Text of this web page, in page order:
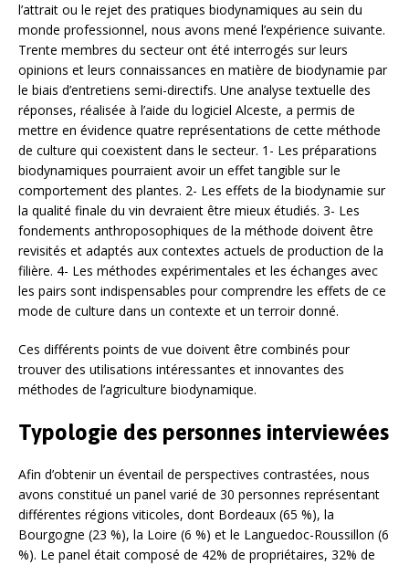
l’attrait ou le rejet des pratiques biodynamiques au sein du
monde professionnel, nous avons mené l’expérience suivante.
Trente membres du secteur ont été interrogés sur leurs
opinions et leurs connaissances en matière de biodynamie par
le biais d’entretiens semi-directifs. Une analyse textuelle des
réponses, réalisée à l’aide du logiciel Alceste, a permis de
mettre en évidence quatre représentations de cette méthode
de culture qui coexistent dans le secteur. 1- Les préparations
biodynamiques pourraient avoir un effet tangible sur le
comportement des plantes. 2- Les effets de la biodynamie sur
la qualité finale du vin devraient être mieux étudiés. 3- Les
fondements anthroposophiques de la méthode doivent être
revisités et adaptés aux contextes actuels de production de la
filière. 4- Les méthodes expérimentales et les échanges avec
les pairs sont indispensables pour comprendre les effets de ce
mode de culture dans un contexte et un terroir donné.
Ces différents points de vue doivent être combinés pour
trouver des utilisations intéressantes et innovantes des
méthodes de l’agriculture biodynamique.
Typologie des personnes interviewées
Afin d’obtenir un éventail de perspectives contrastées, nous
avons constitué un panel varié de 30 personnes représentant
différentes régions viticoles, dont Bordeaux (65 %), la
Bourgogne (23 %), la Loire (6 %) et le Languedoc-Roussillon (6
%). Le panel était composé de 42% de propriétaires, 32% de